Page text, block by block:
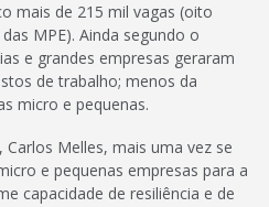
mais de 215 mil vagas (oito
MPE). Ainda segundo o
e grandes empresas geraram
de trabalho; menos da
micro e pequenas.
Melles, mais uma vez se
e pequenas empresas para a
capacidade de resiliência e de